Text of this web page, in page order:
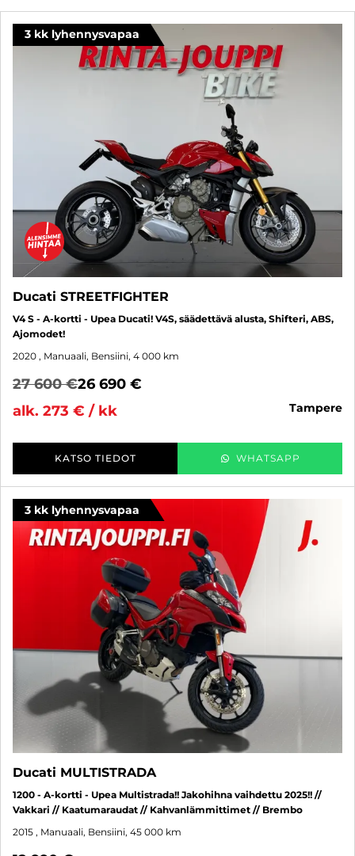
3 kk lyhennysvapaa
Ducati STREETFIGHTER
V4 S - A-kortti - Upea Ducati! V4S, säädettävä alusta, Shifteri, ABS,
Ajomodet!
2020 , Manuaali, Bensiini, 4 000 km
27 600 €26 690 €
alk. 273 € / kk
tampere
KATSO TIEDOT WHATSAPP
3 kk lyhennysvapaa
Ducati MULTISTRADA
1200 - A-kortti - Upea Multistrada!! Jakohihna vaihdettu 2025!! //
Vakkari // Kaatumaraudat // Kahvanlämmittimet // Brembo
2015 , Manuaali, Bensiini, 45 000 km